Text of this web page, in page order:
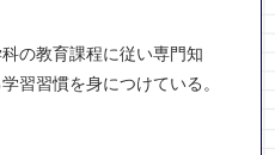
の教育課程に従い専門知
習習慣を身につけている。